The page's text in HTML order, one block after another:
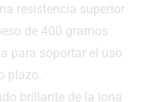
resistencia superior
de 400 gramos
para soportar el uso
plazo.
brillante de la lona